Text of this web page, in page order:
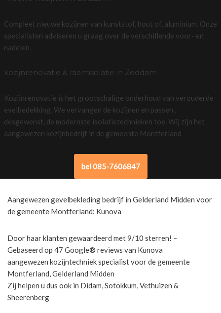
Compleet nieuwe kozijnen van kunststof, hout of, aluminium. Onze
specialisten adviseren u graag over de verschillende voor- en
nadelen.
kozijnrenovatie & raamisolatie in Zeddam
Kozijnrenovatie is het grootschalige onderhoud van verouderde
evelbedekking. We vervangen de kozijnen en passen ,
desgewenst, de modernste isolatietechnieken toe. Wij zijn het
aangewezen kozijnbedrijf in de gemeente Montferland
bel 085-7606847
Aangewezen gevelbekleding bedrijf in Gelderland Midden voor
de gemeente Montferland: Kunova
Door haar klanten gewaardeerd met 9/10 sterren! –
Gebaseerd op 47 Google® reviews van Kunova
aangewezen kozijntechniek specialist voor de gemeente
Montferland, Gelderland Midden
Zij helpen u dus ook in Didam, Sotokkum, Vethuizen &
Sheerenberg